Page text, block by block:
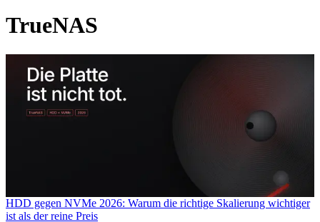
TrueNAS
HDD gegen NVMe 2026: Warum die richtige Skalierung wichtiger
ist als der reine Preis